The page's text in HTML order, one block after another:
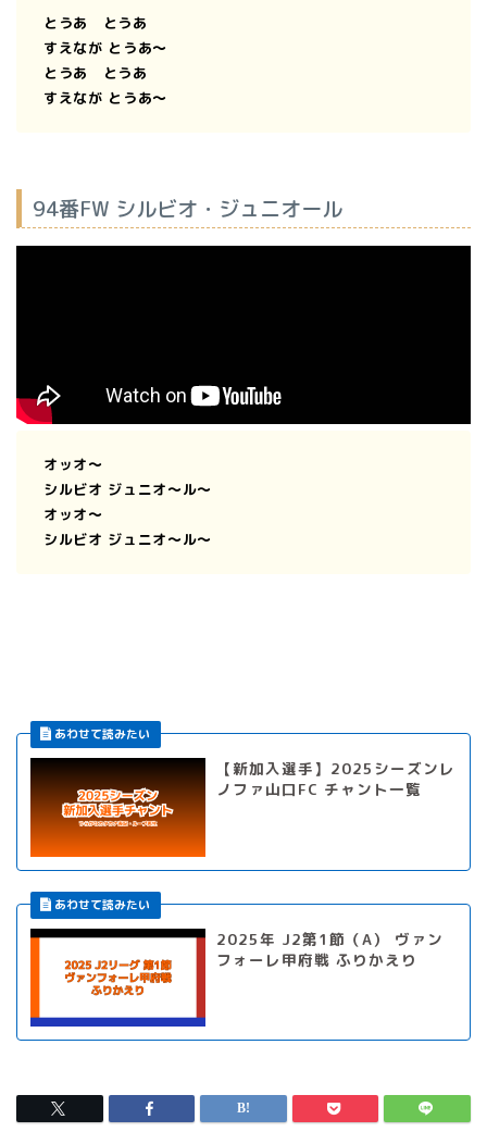
とうあ とうあ
すえなが とうあ〜
とうあ とうあ
すえなが とうあ〜
94番FW シルビオ・ジュニオール
オッオ〜
シルビオ ジュニオ〜ル〜
オッオ〜
シルビオ ジュニオ〜ル〜
【新加入選手】2025シーズンレ
ノファ山口FC チャント一覧
2025年 J2第1節（A） ヴァン
フォーレ甲府戦 ふりかえり